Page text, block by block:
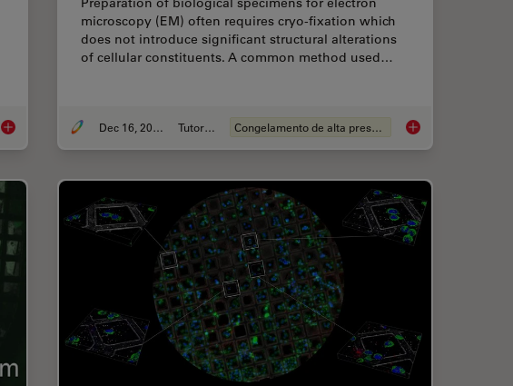
High-Pressure Freezing for Organoids: Cryo CLEM & FIB Lift Out
microscopy (EM) often requires cryo-fixation which
does not introduce significant structural alterations
of cellular constituents. A common method used…
Dec 16, 2025 Tutorial Congelamento de alta pressão Brief Introduction to